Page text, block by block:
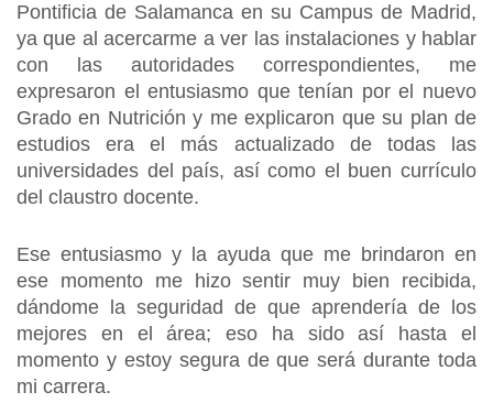
Pontificia de Salamanca en su Campus de Madrid,
ya que al acercarme a ver las instalaciones y hablar
con las autoridades correspondientes, me
expresaron el entusiasmo que tenían por el nuevo
Grado en Nutrición y me explicaron que su plan de
estudios era el más actualizado de todas las
universidades del país, así como el buen currículo
del claustro docente.
Ese entusiasmo y la ayuda que me brindaron en
ese momento me hizo sentir muy bien recibida,
dándome la seguridad de que aprendería de los
mejores en el área; eso ha sido así hasta el
momento y estoy segura de que será durante toda
mi carrera.